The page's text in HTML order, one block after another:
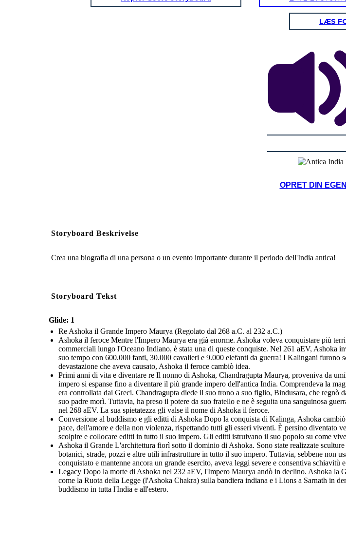
LÆS
OPRET DIN
Storyboard Beskrivelse
Crea una biografia di una persona o un evento importante durante il periodo dell'India antica!
Storyboard Tekst
Glide: 1
Re Ashoka il Grande Impero Maurya (Regolato dal 268 a.C. al 232 a.C.)
Ashoka il feroce Mentre l'Impero Maurya era già enorme. Ashoka voleva conquistare più
commerciali lungo l'Oceano Indiano, è stata una di queste conquiste. Nel 261 aEV, Ashoka
suo tempo con 600.000 fanti, 30.000 cavalieri e 9.000 elefanti da guerra! I Kalingani
devastazione che aveva causato, Ashoka il feroce cambiò idea.
Primi anni di vita e diventare re Il nonno di Ashoka, Chandragupta Maurya, proveniva da
impero si espanse fino a diventare il più grande impero dell'antica India. Comprendeva la
era controllata dai Greci. Chandragupta diede il suo trono a suo figlio, Bindusara, che
suo padre morì. Tuttavia, ha preso il potere da suo fratello e ne è seguita una sanguinosa
nel 268 aEV. La sua spietatezza gli valse il nome di Ashoka il feroce.
Conversione al buddismo e gli editti di Ashoka Dopo la conquista di Kalinga, Ashoka
pace, dell'amore e della non violenza, rispettando tutti gli esseri viventi. È persino diventato
scolpire e collocare editti in tutto il suo impero. Gli editti istruivano il suo popolo su come
Ashoka il Grande L'architettura fiorì sotto il dominio di Ashoka. Sono state realizzate
botanici, strade, pozzi e altre utili infrastrutture in tutto il suo impero. Tuttavia, sebbene non
conquistato e mantenne ancora un grande esercito, aveva leggi severe e consentiva schiavitù
Legacy Dopo la morte di Ashoka nel 232 aEV, l'Impero Maurya andò in declino. Ashoka la
come la Ruota della Legge (l'Ashoka Chakra) sulla bandiera indiana e i Lions a Sarnath in
buddismo in tutta l'India e all'estero.